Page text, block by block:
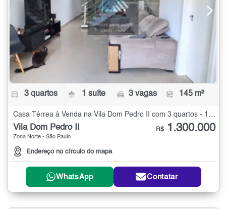
3 quartos 1 suíte 3 vagas 145 m²
Casa Térrea à Venda na Vila Dom Pedro II com 3 quartos - 145 m²
Vila Dom Pedro II
Zona Norte - São Paulo
Endereço no círculo do mapa
R$ 1.300.000
WhatsApp Contatar